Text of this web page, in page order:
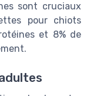
sont cruciaux
pour chiots
et 8% de